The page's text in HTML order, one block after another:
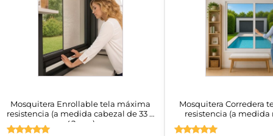
Mosquitera Enrollable tela máxima
resistencia (a medida cabezal de 33 o
42mm)
Mosquitera Corredera
resistencia (a